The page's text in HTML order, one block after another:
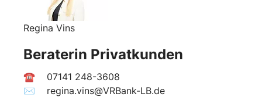
Regina Vins
Beraterin Privatkunden
☎ 07141 248-3608
✉︎ regina.vins@VRBank-LB.de